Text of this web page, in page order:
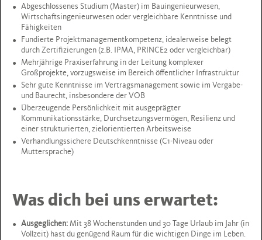
Abgeschlossenes Studium (Master) im Bauingenieurwesen,
Wirtschaftsingenieurwesen oder vergleichbare Kenntnisse und
Fähigkeiten
Fundierte Projektmanagementkompetenz, idealerweise belegt
durch Zertifizierungen (z.B. IPMA, PRINCE2 oder vergleichbar)
Mehrjährige Praxiserfahrung in der Leitung komplexer
Großprojekte, vorzugsweise im Bereich öffentlicher Infrastruktur
Sehr gute Kenntnisse im Vertragsmanagement sowie im Vergabe-
und Baurecht, insbesondere der VOB
Überzeugende Persönlichkeit mit ausgeprägter
Kommunikationsstärke, Durchsetzungsvermögen, Resilienz und
einer strukturierten, zielorientierten Arbeitsweise
Verhandlungssichere Deutschkenntnisse (C1-Niveau oder
Muttersprache)
Was dich bei uns erwartet:
Ausgeglichen:Mit 38 Wochenstunden und 30 Tage Urlaub im Jahr (in
Vollzeit) hast du genügend Raum für die wichtigen Dinge im Leben.